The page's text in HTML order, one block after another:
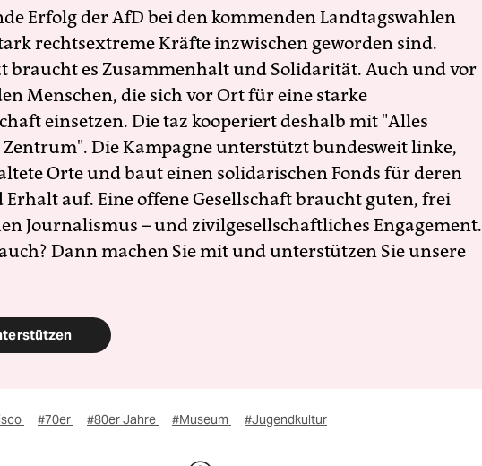
Erfolg der AfD bei den kommenden Landtagswahlen
rechtsextreme Kräfte inzwischen geworden sind.
braucht es Zusammenhalt und Solidarität. Auch und vor
Menschen, die sich vor Ort für eine starke
einsetzen. Die taz kooperiert deshalb mit "Alles
Die Kampagne unterstützt bundesweit linke,
Orte und baut einen solidarischen Fonds für deren
Erhalt auf. Eine offene Gesellschaft braucht guten, frei
Journalismus – und zivilgesellschaftliches Engagement.
Dann machen Sie mit und unterstützen Sie unsere
#70er #80er Jahre #Museum #Jugendkultur